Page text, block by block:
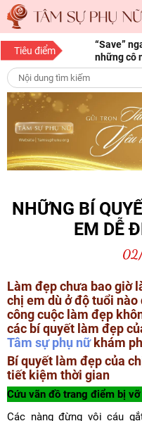
Tiêu điểm
địa chỉ làm tóc đẹp Sài Gòn
mê làm đẹp
NHỮNG BÍ
EM DỄ
Làm đẹp chưa bao giờ
chị em dù ở độ tuổi
công cuộc làm đẹp
các bí quyết làm đẹp
Tâm sự phụ nữkhám
Bí quyết làm đẹp của
tiết kiệm thời gian
Cứu vãn đồ trang điểm bị
Các nàng đừng vội cáu